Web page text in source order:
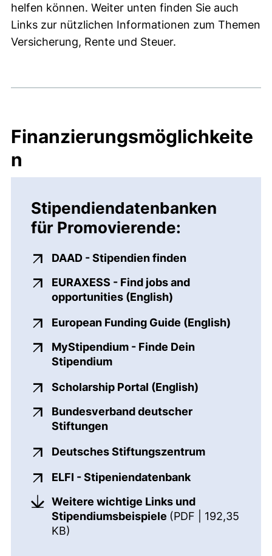
helfen können. Weiter unten finden Sie auch
Links zur nützlichen Informationen zum Themen
Versicherung, Rente und Steuer.
Finanzierungsmöglichkeite
n
Stipendiendatenbanken
für Promovierende:
DAAD - Stipendien finden(externer Link,
EURAXESS - Find jobs and
opportunities (English)
European Funding Guide (English)
MyStipendium - Finde Dein
Stipendium(externer Link, öffnet neues
Scholarship Portal (English)
Bundesverband deutscher
Stiftungen(externer Link, öffnet neues
Deutsches Stiftungszentrum(externer
ELFI - Stipeniendatenbank(externer Link,
Weitere wichtige Links und
Stipendiumsbeispiele (PDF | 192,35
KB)